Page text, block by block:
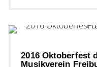
2016 Oktoberfest
Musikverein